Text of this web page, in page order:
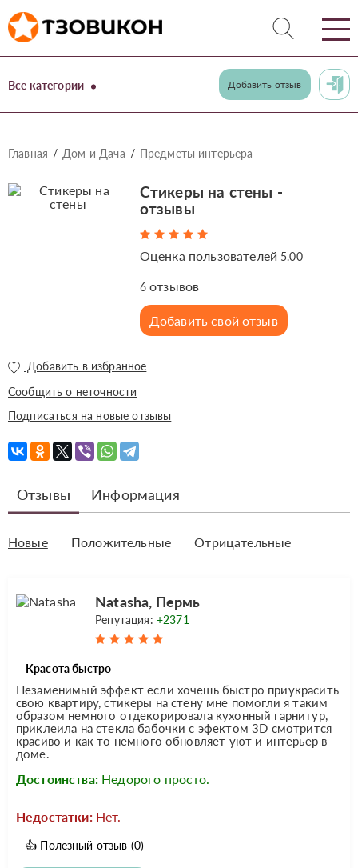
Все категории Добавить отзыв
Главная Дом и Дача Предметы интерьера
Стикеры на стены -
отзывы
Оценка пользователей 5.00
6отзывов
Добавить свой отзыв
Добавить в избранное
Сообщить о неточности
Подписаться на новые отзывы
Отзывы Информация
Новые Положительные Отрицательные
Natasha, Пермь
Репутация: +2371
Красота быстро
Незаменимый эффект если хочешь быстро приукрасить
свою квартиру, стикеры на стену мне помогли я таким
образом немного отдекорировала кухонный гарнитур,
приклеила на стекла бабочки с эфектом 3D смотрится
красиво и как то немного обновляет уют и интерьер в
доме.
Достоинства: Недорого просто.
Недостатки: Нет.
👍 Полезный отзыв (0)